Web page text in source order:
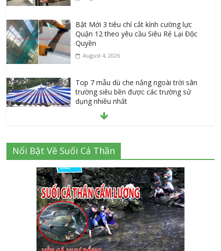
Bật Mới 3 tiêu chí cắt kính cường lực
Quận 12 theo yêu cầu Siêu Rẻ Lại Độc
Quyền
August 4, 2026
Top 7 mẫu dù che nắng ngoài trời sân
trường siêu bền được các trường sử
dụng nhiều nhất
July 20, 2026
Danh sách 8 đại lý bán tập vở học sinh
giá sỉ tại Tphcm uy tín được đánh giá
High
July 16, 2026
Cập nhật mới nhất: Vở học sinh 96 trang
giá bao nhiêu tại 3 đại lý lớn có tiếng ở
Tphcm hiện nay?
July 9, 2026
Nổi Bật Về Suối Cá Thần